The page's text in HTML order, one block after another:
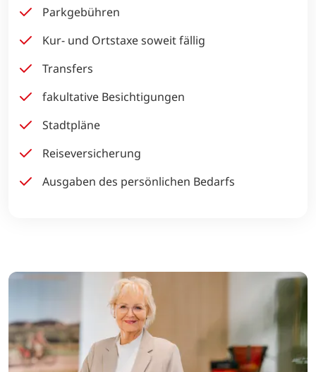
Parkgebühren
Kur- und Ortstaxe soweit fällig
Transfers
fakultative Besichtigungen
Stadtpläne
Reiseversicherung
Ausgaben des persönlichen Bedarfs